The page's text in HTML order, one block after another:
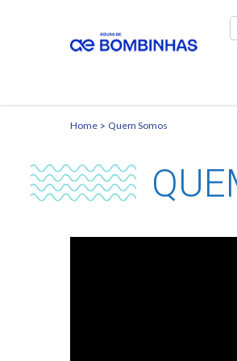
Home Quem Somos